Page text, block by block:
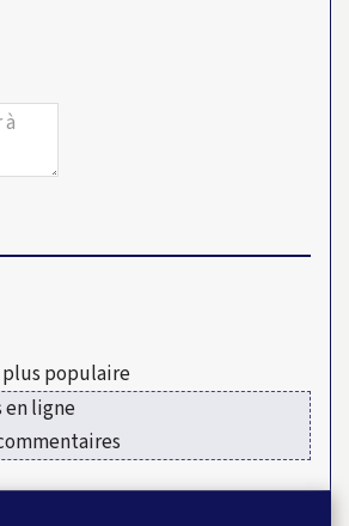
plus populaire
en ligne